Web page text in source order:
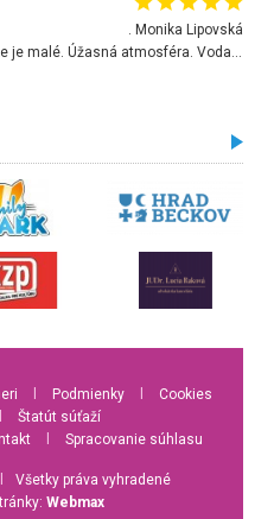
. Monika Lipovská
Podmienky
Cookies
Štatút súťaží
Spracovanie súhlasu
Všetky práva vyhradené
Webmax